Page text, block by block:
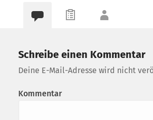
Schreibe einen Kommentar
Deine E-Mail-Adresse wird nicht
Kommentar